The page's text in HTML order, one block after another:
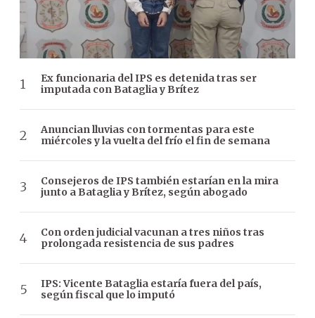
Ex funcionaria del IPS es detenida tras ser
imputada con Bataglia y Brítez
Anuncian lluvias con tormentas para este
miércoles y la vuelta del frío el fin de semana
Consejeros de IPS también estarían en la mira
junto a Bataglia y Brítez, según abogado
Con orden judicial vacunan a tres niños tras
prolongada resistencia de sus padres
IPS: Vicente Bataglia estaría fuera del país,
según fiscal que lo imputó